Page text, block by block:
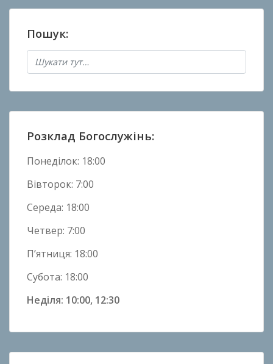
Пошук:
Розклад Богослужінь:
Понеділок: 18:00
Вівторок: 7:00
Середа: 18:00
Четвер: 7:00
П’ятниця: 18:00
Субота: 18:00
Неділя: 10:00, 12:30